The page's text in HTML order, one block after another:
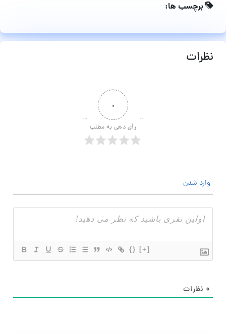
برچسب ها:
نظرات
۰
رأی دهی به مطلب
وارد شدن
{} [+]
۰ نظرات